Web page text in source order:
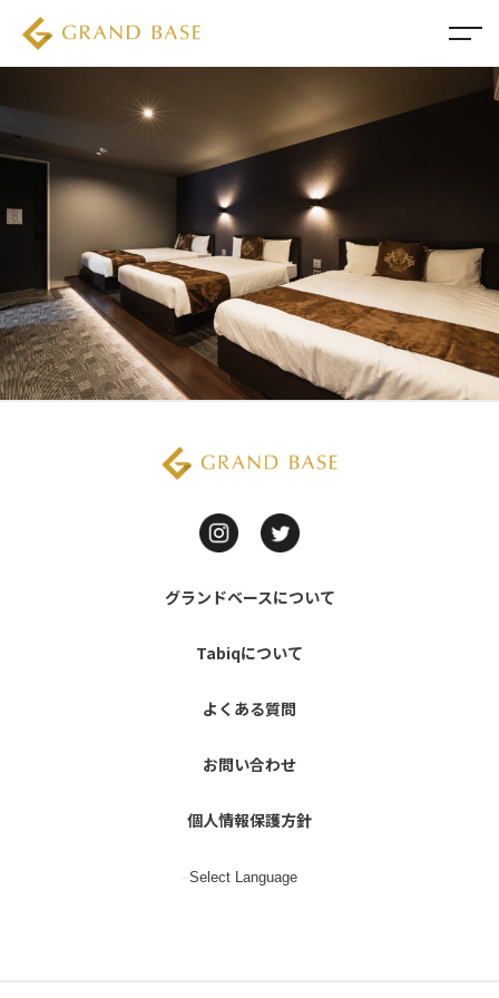
グランドベースについて
Tabiqについて
よくある質問
お問い合わせ
個人情報保護方針